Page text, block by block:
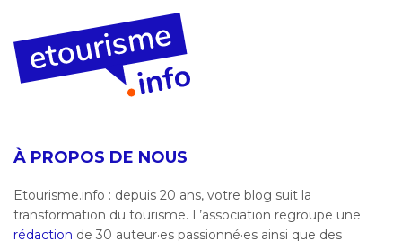
À PROPOS DE NOUS
Etourisme.info : depuis 20 ans, votre blog suit la
transformation du tourisme. L’association regroupe une
rédaction de 30 auteur·es passionné·es ainsi que des